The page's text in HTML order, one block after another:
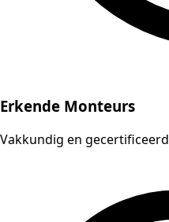
Erkende Monteurs
Vakkundig en gecertificeerd